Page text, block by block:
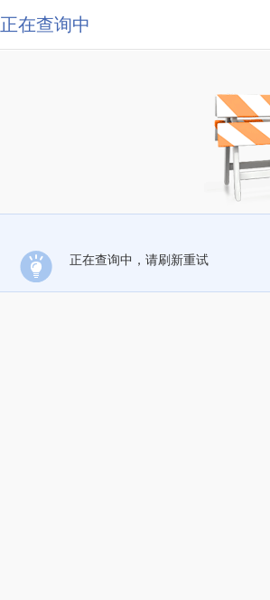
正在查询中
正在查询中，请刷新重试